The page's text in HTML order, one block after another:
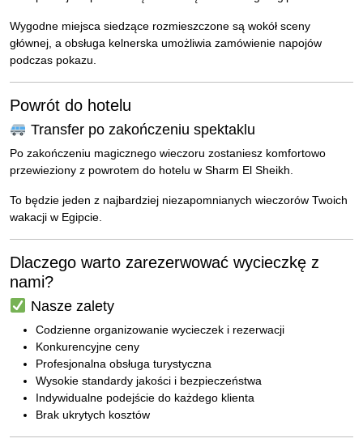
Wygodne miejsca siedzące rozmieszczone są wokół sceny
głównej, a obsługa kelnerska umożliwia zamówienie napojów
podczas pokazu.
Powrót do hotelu
Transfer po zakończeniu spektaklu
Po zakończeniu magicznego wieczoru zostaniesz komfortowo
przewieziony z powrotem do hotelu w Sharm El Sheikh.
To będzie jeden z najbardziej niezapomnianych wieczorów Twoich
wakacji w Egipcie.
Dlaczego warto zarezerwować wycieczkę z
nami?
Nasze zalety
Codzienne organizowanie wycieczek i rezerwacji
Konkurencyjne ceny
Profesjonalna obsługa turystyczna
Wysokie standardy jakości i bezpieczeństwa
Indywidualne podejście do każdego klienta
Brak ukrytych kosztów